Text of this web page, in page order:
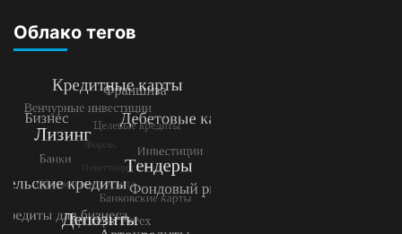
Облако тегов